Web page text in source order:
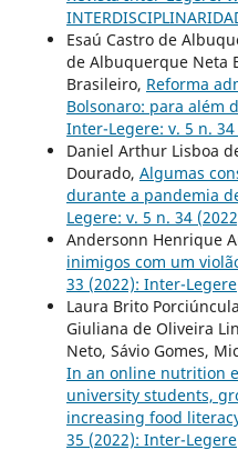
Esaú Castro de
de Albuquerque Neta
Brasileiro, Reforma
Bolsonaro: para além
Inter-Legere: v. 5 n.
Daniel Arthur Lisboa
Dourado, Algumas
durante a pandemia
Legere: v. 5 n. 34
Andersonn Henrique
inimigos com um
33 (2022): Inter-Legere
Laura Brito
Giuliana de Oliveira
Neto, Sávio Gomes,
In an online nutrition
university students,
increasing food
35 (2022): Inter-Legere